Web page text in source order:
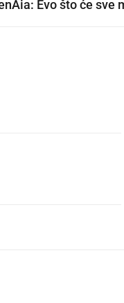
Evo što će sve